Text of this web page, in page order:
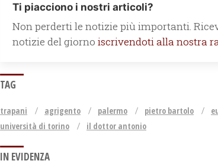
Ti piacciono i nostri articoli?
Non perderti le notizie più importanti.
notizie del giorno iscrivendoti alla nostra
TAG
trapani agrigento palermo pietro bartolo
università di torino
il dottor antonio
IN EVIDENZA